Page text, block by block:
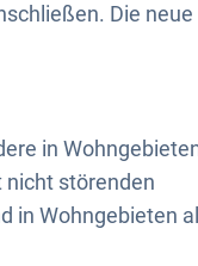
Die neue
in
nicht störenden
in Wohngebieten